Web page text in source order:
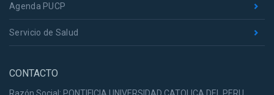
Agenda PUCP
Servicio de Salud
CONTACTO
Razón Social: PONTIFICIA UNIVERSIDAD CATOLICA DEL PERU